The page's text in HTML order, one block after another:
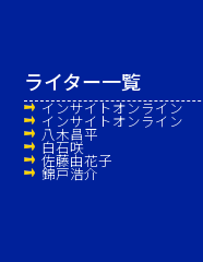
ライター一覧
インサイトオンライン
インサイトオンライン
八木昌平
白石咲
佐藤由花子
錦戸浩介